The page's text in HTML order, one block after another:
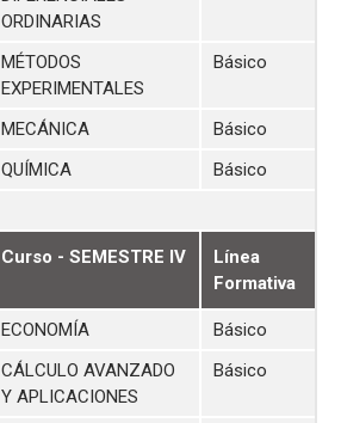
ORDINARIAS
MÉTODOS
EXPERIMENTALES
Básico
MECÁNICA
Básico
QUÍMICA Básico
Curso - SEMESTRE IV
Línea
Formativa
ECONOMÍA
Básico
CÁLCULO AVANZADO
Y APLICACIONES
Básico